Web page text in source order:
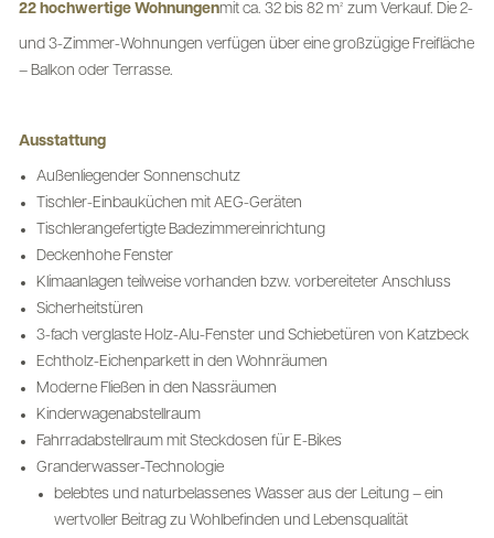
22 hochwertige Wohnungenmit ca. 32 bis 82 m² zum Verkauf. Die 2-
und 3-Zimmer-Wohnungen verfügen über eine großzügige Freifläche
– Balkon oder Terrasse.
Ausstattung
Außenliegender Sonnenschutz
Tischler-Einbauküchen mit AEG-Geräten
Tischlerangefertigte Badezimmereinrichtung
Deckenhohe Fenster
Klimaanlagen teilweise vorhanden bzw. vorbereiteter Anschluss
Sicherheitstüren
3-fach verglaste Holz-Alu-Fenster und Schiebetüren von Katzbeck
Echtholz-Eichenparkett in den Wohnräumen
Moderne Fließen in den Nassräumen
Kinderwagenabstellraum
Fahrradabstellraum mit Steckdosen für E-Bikes
Granderwasser-Technologie
belebtes und naturbelassenes Wasser aus der Leitung – ein
wertvoller Beitrag zu Wohlbefinden und Lebensqualität